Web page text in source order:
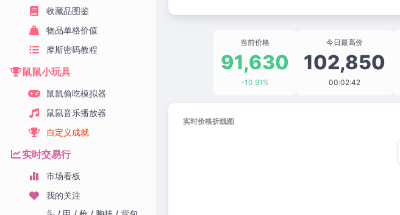
收藏品图鉴
物品单格价值
摩斯密码教程
鼠鼠小玩具
鼠鼠偷吃模拟器
鼠鼠音乐播放器
自定义成就
实时交易行
市场看板
我的关注
当前价格
91,630
-10.91%
今日最高价
102,850
00:02:42
实时价格折线图